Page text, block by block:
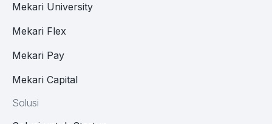
Mekari University
Mekari Flex
Mekari Pay
Mekari Capital
Solusi